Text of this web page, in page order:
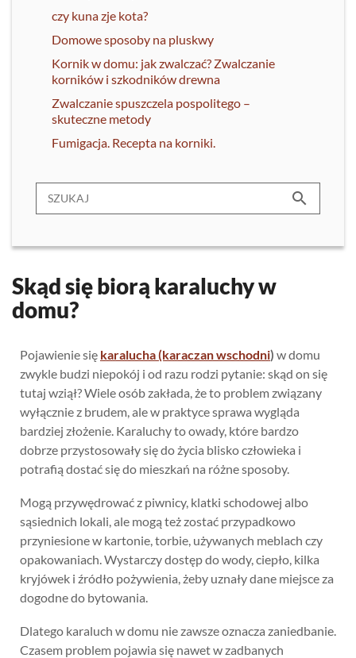
Skąd się biorą karaluchy w
domu?
Pojawienie się karalucha (karaczan wschodni) w domu
zwykle budzi niepokój i od razu rodzi pytanie: skąd on się
tutaj wziął? Wiele osób zakłada, że to problem związany
wyłącznie z brudem, ale w praktyce sprawa wygląda
bardziej złożenie. Karaluchy to owady, które bardzo
dobrze przystosowały się do życia blisko człowieka i
potrafią dostać się do mieszkań na różne sposoby.
Mogą przywędrować z piwnicy, klatki schodowej albo
sąsiednich lokali, ale mogą też zostać przypadkowo
przyniesione w kartonie, torbie, używanych meblach czy
opakowaniach. Wystarczy dostęp do wody, ciepło, kilka
kryjówek i źródło pożywienia, żeby uznały dane miejsce za
dogodne do bytowania.
Dlatego karaluch w domu nie zawsze oznacza zaniedbanie.
Czasem problem pojawia się nawet w zadbanych
czy kuna zje kota?
Domowe sposoby na pluskwy
Kornik w domu: jak zwalczać? Zwalczanie
korników i szkodników drewna
Zwalczanie spuszczela pospolitego –
skuteczne metody
Fumigacja. Recepta na korniki.
search